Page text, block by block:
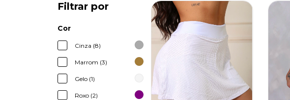
Filtrar por
Cor
Cinza (8)
Marrom (3)
Gelo (1)
Roxo (2)